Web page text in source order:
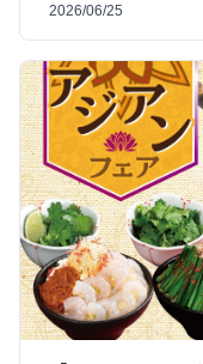
2026/06/25